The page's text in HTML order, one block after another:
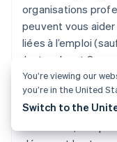
organisations
peuvent vous
liées à l’emploi
Justworks et
Paie ou PEO
Les prestataires
You’re viewing our
you’re in the United
Switch to the